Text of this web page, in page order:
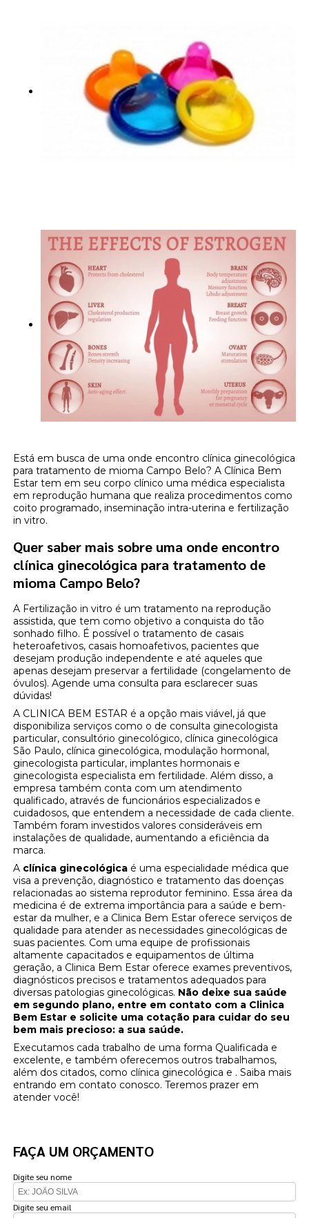
Está em busca de uma onde encontro clínica ginecológica
para tratamento de mioma Campo Belo? A Clínica Bem
Estar tem em seu corpo clínico uma médica especialista
em reprodução humana que realiza procedimentos como
coito programado, inseminação intra-uterina e fertilização
in vitro.
Quer saber mais sobre uma onde encontro
clínica ginecológica para tratamento de
mioma Campo Belo?
A Fertilização in vitro é um tratamento na reprodução
assistida, que tem como objetivo a conquista do tão
sonhado filho. É possível o tratamento de casais
heteroafetivos, casais homoafetivos, pacientes que
desejam produção independente e até aqueles que
apenas desejam preservar a fertilidade (congelamento de
óvulos). Agende uma consulta para esclarecer suas
dúvidas!
A CLINICA BEM ESTAR é a opção mais viável, já que
disponibiliza serviços como o de consulta ginecologista
particular, consultório ginecológico, clínica ginecológica
São Paulo, clínica ginecológica, modulação hormonal,
ginecologista particular, implantes hormonais e
ginecologista especialista em fertilidade. Além disso, a
empresa também conta com um atendimento
qualificado, através de funcionários especializados e
cuidadosos, que entendem a necessidade de cada cliente.
Também foram investidos valores consideráveis em
instalações de qualidade, aumentando a eficiência da
marca.
A clínica ginecológica é uma especialidade médica que
visa a prevenção, diagnóstico e tratamento das doenças
relacionadas ao sistema reprodutor feminino. Essa área da
medicina é de extrema importância para a saúde e bem-
estar da mulher, e a Clinica Bem Estar oferece serviços de
qualidade para atender as necessidades ginecológicas de
suas pacientes. Com uma equipe de profissionais
altamente capacitados e equipamentos de última
geração, a Clinica Bem Estar oferece exames preventivos,
diagnósticos precisos e tratamentos adequados para
diversas patologias ginecológicas. Não deixe sua saúde
em segundo plano, entre em contato com a Clinica
Bem Estar e solicite uma cotação para cuidar do seu
bem mais precioso: a sua saúde.
Executamos cada trabalho de uma forma Qualificada e
excelente, e também oferecemos outros trabalhamos,
além dos citados, como clínica ginecológica e . Saiba mais
entrando em contato conosco. Teremos prazer em
atender você!
FAÇA UM ORÇAMENTO
Digite seu nome
Digite seu email